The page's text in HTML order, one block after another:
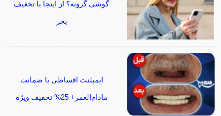
گوشی گرونه؟ از اینجا با تخغیف
بخر
ایمپلنت اقساطی با ضمانت
مادام‌العمر+ 25% تخفیف ویژه